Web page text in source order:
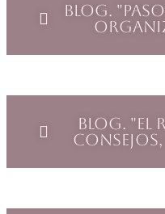
Blog.
Blog. "El